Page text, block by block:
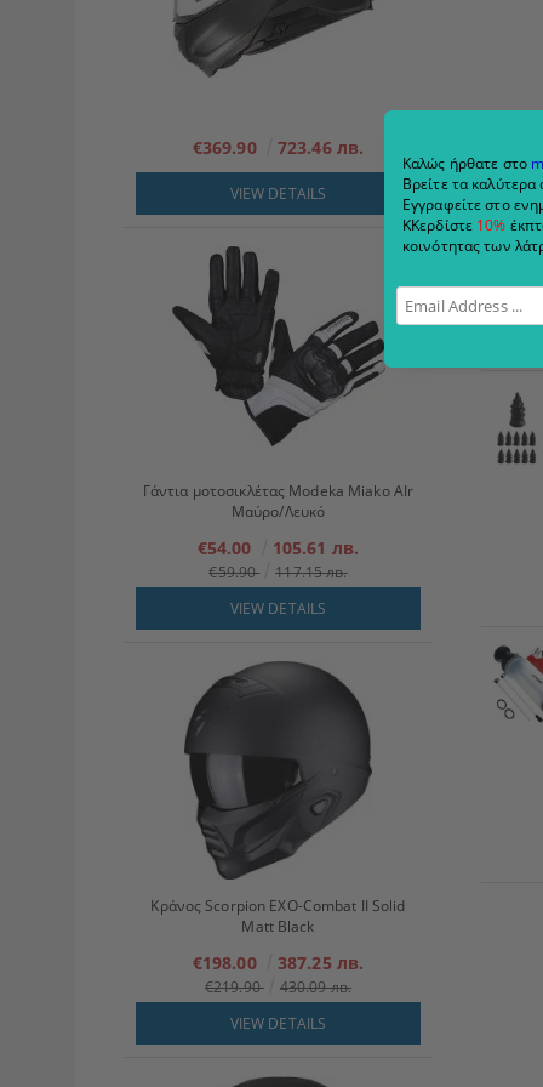
€369.90 723.46 лв.
VIEW DETAILS
Γάντια μοτοσικλέτας Modeka Miako AIr
Μαύρο/Λευκό
€54.00 105.61 лв.
€59.90
117.15 лв.
VIEW DETAILS
Κράνος Scorpion EXO-Combat II Solid
Matt Black
€198.00 387.25 лв.
€219.90
430.09 лв.
VIEW DETAILS
Καλώς ήρθατε στο
Βρείτε τα καλύτερα
Εγγραφείτε στο
ΚΚερδίστε 10%
κοινότητας των